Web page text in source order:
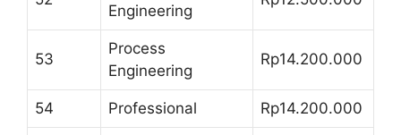
Engineering
53
Process
Engineering
Rp14.200.000
54 Professional Rp14.200.000